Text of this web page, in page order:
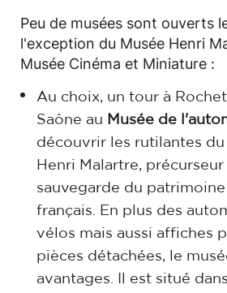
Peu de musées sont ouverts
l'exception du Musée Henri
Musée Cinéma et Miniature :
Au choix, un tour à
Saône au Musée de
découvrir les rutilantes
Henri Malartre, précurseur
sauvegarde du
français. En plus des
vélos mais aussi affiches
pièces détachées, le
avantages. Il est situé